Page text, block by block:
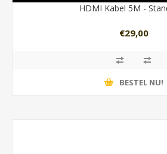
HDMI Kabel 5M -
€29,00
BESTEL NU!